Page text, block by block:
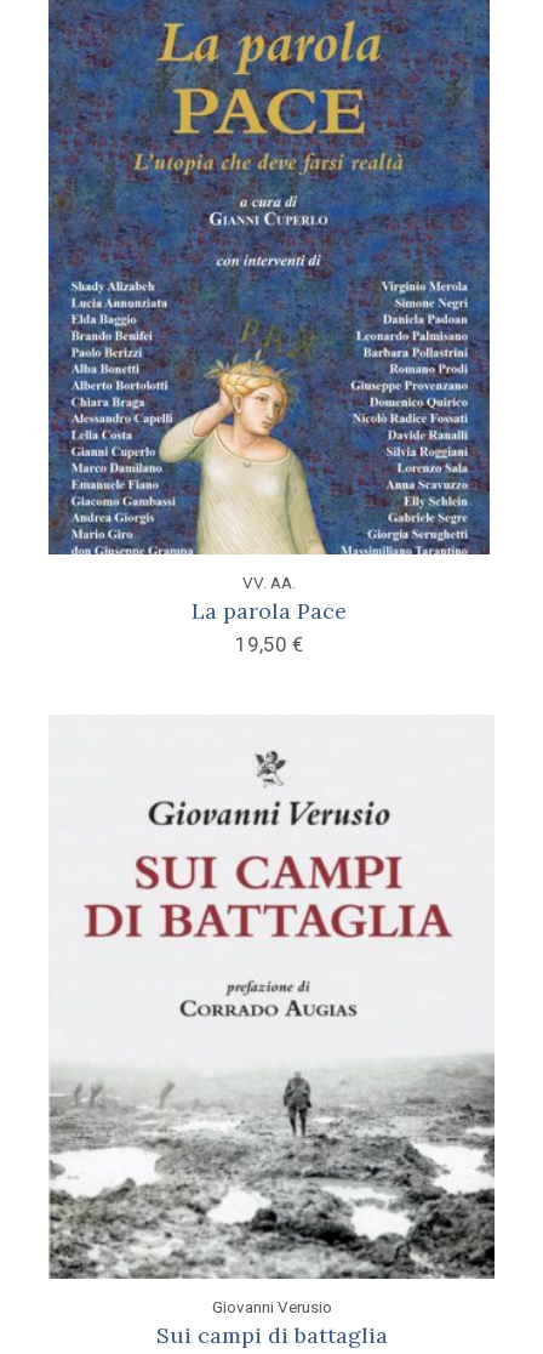
VV. AA.
La parola Pace
19,50 €
Giovanni Verusio
Sui campi di battaglia